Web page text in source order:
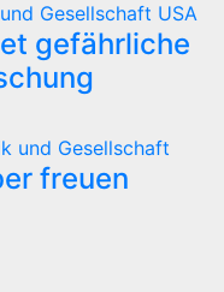
Gesellschaft USA
gefährliche
und Gesellschaft
freuen